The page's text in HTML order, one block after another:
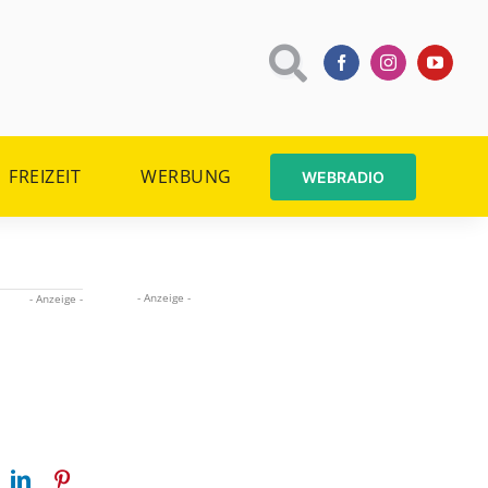
FREIZEIT WERBUNG WEBRADIO
- Anzeige -
- Anzeige -